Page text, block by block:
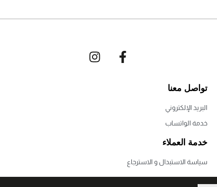
تواصل معنا
البريد الإلكتروني
خدمة الواتساب
خدمة العملاء
سياسة الاستبدال و الاسترجاع